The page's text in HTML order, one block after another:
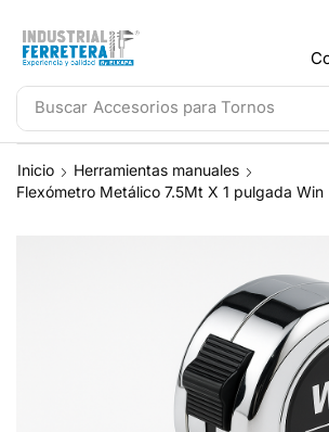
Buscar Accesorios para Tornos
Inicio
Herramientas manuales
Flexómetro Metálico 7.5Mt X 1 pulgada Win